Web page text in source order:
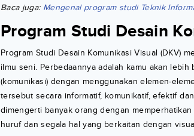
Baca juga: Mengenal program studi Teknik
Program Studi Desain
Program Studi Desain Komunikasi Visual (DKV)
ilmu seni. Perbedaannya adalah kamu akan
(komunikasi) dengan menggunakan elemen-
tersebut secara informatif, komunikatif, efektif
dimengerti banyak orang dengan
huruf dan segala hal yang berkaitan dengan